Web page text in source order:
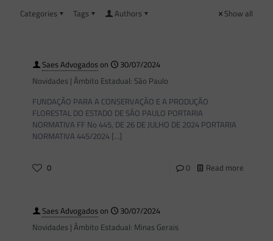
Categories Tags Authors Show all
Saes Advogadoson
30/07/2024
Novidades | Âmbito Estadual: São Paulo
FUNDAÇÃO PARA A CONSERVAÇÃO E A PRODUÇÃO
FLORESTAL DO ESTADO DE SÃO PAULO PORTARIA
NORMATIVA FF No 445, DE 26 DE JULHO DE 2024 PORTARIA
NORMATIVA 445/2024 […]
0 0 Read more
Saes Advogadoson
30/07/2024
Novidades | Âmbito Estadual: Minas Gerais